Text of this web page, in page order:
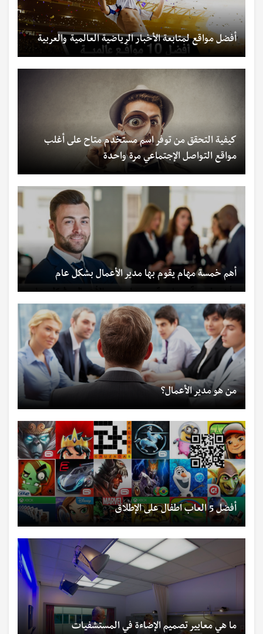
أفضل مواقع لمتابعة الأخبار الرياضية العالمية والعربية
كيفية التحقق من توفر اسم مستخدم متاح على أغلب
مواقع التواصل الإجتماعي مرة واحدة
أهم خمسة مهام يقوم بها مدير الأعمال بشكل عام
من هو مدير الأعمال؟
أفضل 5 العاب اطفال على الإطلاق
ما هي معايير تصميم الإضاءة في المستشفيات